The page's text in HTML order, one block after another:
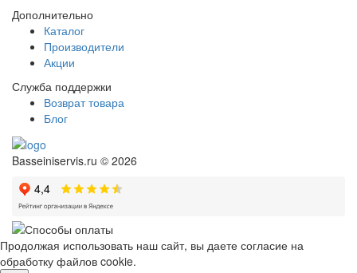
Дополнительно
Каталог
Производители
Акции
Служба поддержки
Возврат товара
Блог
Basseiniservis.ru © 2026
Продолжая использовать наш сайт, вы даете согласие на
обработку файлов cookie.